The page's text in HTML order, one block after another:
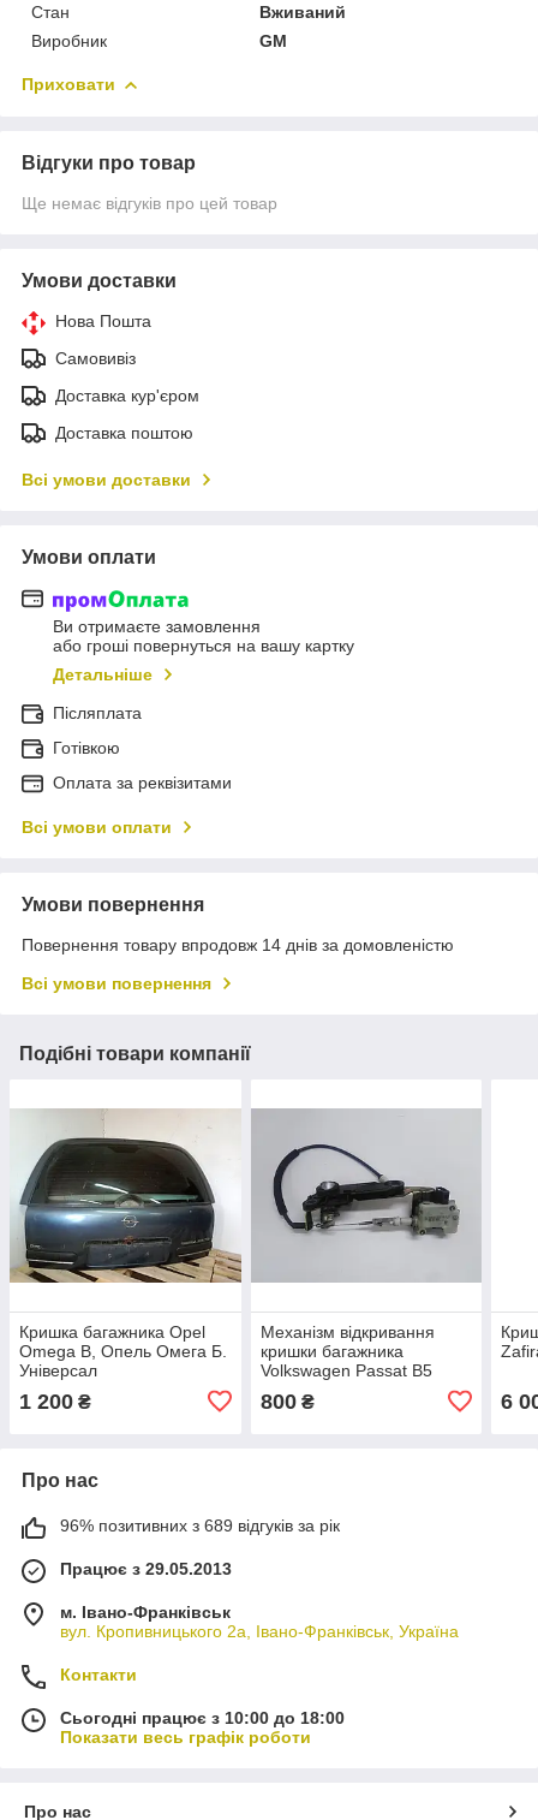
Стан
Вживаний
Виробник
GM
Приховати
Відгуки про товар
Ще немає відгуків про цей товар
Умови доставки
Нова Пошта
Самовивіз
Доставка кур'єром
Доставка поштою
Всі умови доставки
Умови оплати
Ви отримаєте замовлення
або гроші повернуться на вашу картку
Детальніше
Післяплата
Готівкою
Оплата за реквізитами
Всі умови оплати
Умови повернення
Повернення товару впродовж 14 днів за домовленістю
Всі умови повернення
Подібні товари компанії
Кришка багажника Opel
Omega B, Опель Омега Б.
Універсал
1 200 ₴
Механізм відкривання
кришки багажника
Volkswagen Passat B5
Універсал. 2000 - 2005.
800₴ 6
Про нас
96% позитивних з 689 відгуків за рік
Працює з 29.05.2013
м. Івано-Франківськ
вул. Кропивницького 2а, Івано-Франківськ, Україна
Контакти
Сьогодні працює з 10:00 до 18:00
Показати весь графік роботи
Про нас